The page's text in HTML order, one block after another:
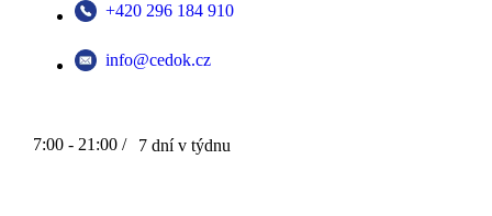
+420 296 184 910
info@cedok.cz
7:00 - 21:00 / 7 dní v týdnu